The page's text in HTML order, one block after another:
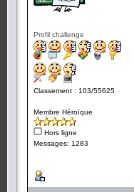
Profil challenge
Classement : 103/55625
Membre Héroïque
Hors ligne
Messages: 1283